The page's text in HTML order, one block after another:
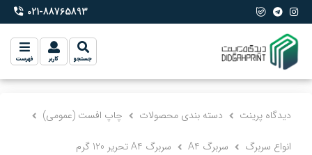
phone-2 021-88765893
جستجو کاربر فهرست
دیدگاه پرینت دسته بندی محصولات چاپ افست (عمومی)
انواع سربرگ سربرگ A4 سربرگ A4 تحریر 120 گرم